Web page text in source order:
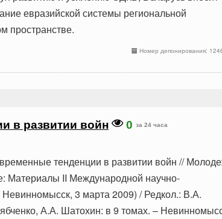
евразийской системы региональной
пространстве.
Номер депонирования:
в развитии войн 0 за 24 часа
тенденции в развитии войн //
Материалы II Международной научно-
Невинномысск, 3 марта 2009) / Редкол.: В.А.
А.А. Шатохин: в 9 томах. –